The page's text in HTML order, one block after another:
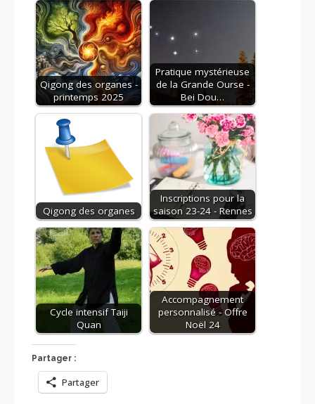
Qigong des organes -
printemps 2025
Pratique mystérieuse
de la Grande Ourse -
Bei Dou…
Qigong des organes
Inscriptions pour la
saison 23-24 - Rennes
Cycle intensif Taiji
Quan
Accompagnement
personnalisé - Offre
Noël 24
Partager :
Partager